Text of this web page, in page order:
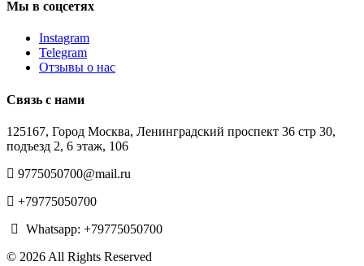
Мы в соцсетях
Instagram
Telegram
Отзывы о нас
Связь с нами
125167, Город Москва, Ленинградский проспект 36 стр 30,
подъезд 2, 6 этаж, 106
9775050700@mail.ru
+79775050700
Whatsapp: +79775050700
© 2026 All Rights Reserved